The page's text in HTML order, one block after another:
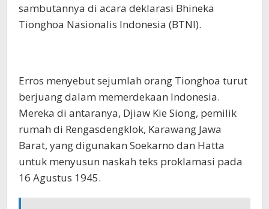
sambutannya di acara deklarasi Bhineka
Tionghoa Nasionalis Indonesia (BTNI).
Erros menyebut sejumlah orang Tionghoa turut
berjuang dalam memerdekaan Indonesia.
Mereka di antaranya, Djiaw Kie Siong, pemilik
rumah di Rengasdengklok, Karawang Jawa
Barat, yang digunakan Soekarno dan Hatta
untuk menyusun naskah teks proklamasi pada
16 Agustus 1945.